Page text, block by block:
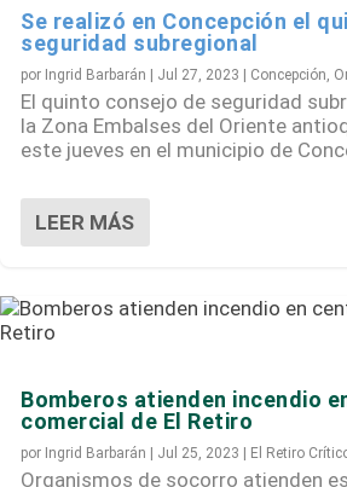
Se realizó en Concepción el
seguridad subregional
por Ingrid Barbarán Jul 27, 2023 Concepción,
El quinto consejo de seguridad
la Zona Embalses del Oriente
este jueves en el municipio de
LEER MÁS
Bomberos atienden incendio
comercial de El Retiro
por Ingrid Barbarán Jul 25, 2023 El Retiro
Organismos de socorro atienden